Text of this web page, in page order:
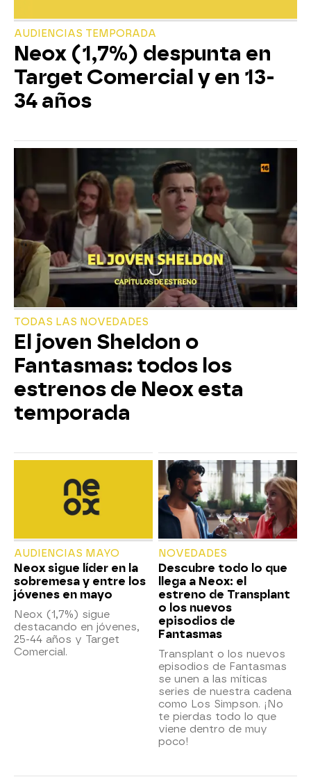
AUDIENCIAS TEMPORADA
Neox (1,7%) despunta en
Target Comercial y en 13-
34 años
TODAS LAS NOVEDADES
El joven Sheldon o
Fantasmas: todos los
estrenos de Neox esta
temporada
AUDIENCIAS MAYO
Neox sigue líder en la
sobremesa y entre los
jóvenes en mayo
Neox (1,7%) sigue
destacando en jóvenes,
25-44 años y Target
Comercial.
NOVEDADES
Descubre todo lo que
llega a Neox: el
estreno de Transplant
o los nuevos
episodios de
Fantasmas
Transplant o los nuevos
episodios de Fantasmas
se unen a las míticas
series de nuestra cadena
como Los Simpson. ¡No
te pierdas todo lo que
viene dentro de muy
poco!